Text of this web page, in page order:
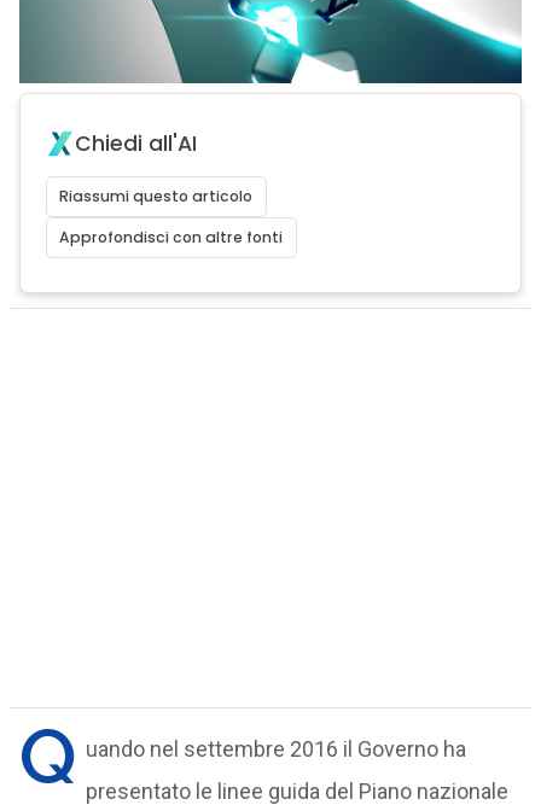
Chiedi all'AI
Riassumi questo articolo
Approfondisci con altre fonti
Q uando nel settembre 2016 il Governo ha
presentato le linee guida del Piano nazionale